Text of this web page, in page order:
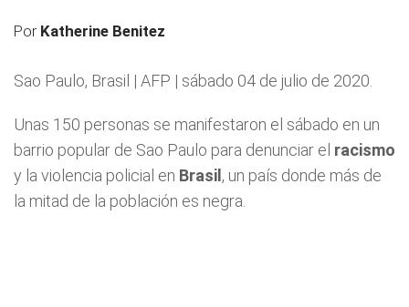
Por Katherine Benitez
Sao Paulo, Brasil | AFP | sábado 04 de julio de 2020.
Unas 150 personas se manifestaron el sábado en un
barrio popular de Sao Paulo para denunciar el racismo
y la violencia policial en Brasil , un país donde más de
la mitad de la población es negra.